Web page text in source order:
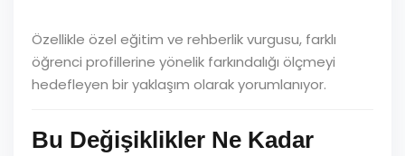
Özellikle özel eğitim ve rehberlik vurgusu, farklı
öğrenci profillerine yönelik farkındalığı ölçmeyi
hedefleyen bir yaklaşım olarak yorumlanıyor.
Bu Değişiklikler Ne Kadar